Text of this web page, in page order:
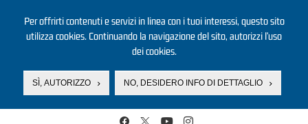
Per offrirti contenuti e servizi in linea con i tuoi interessi, questo sito
utilizza cookies. Continuando la navigazione del sito, autorizzi l’uso
dei cookies.
SÌ, AUTORIZZO NO, DESIDERO INFO DI DETTAGLIO